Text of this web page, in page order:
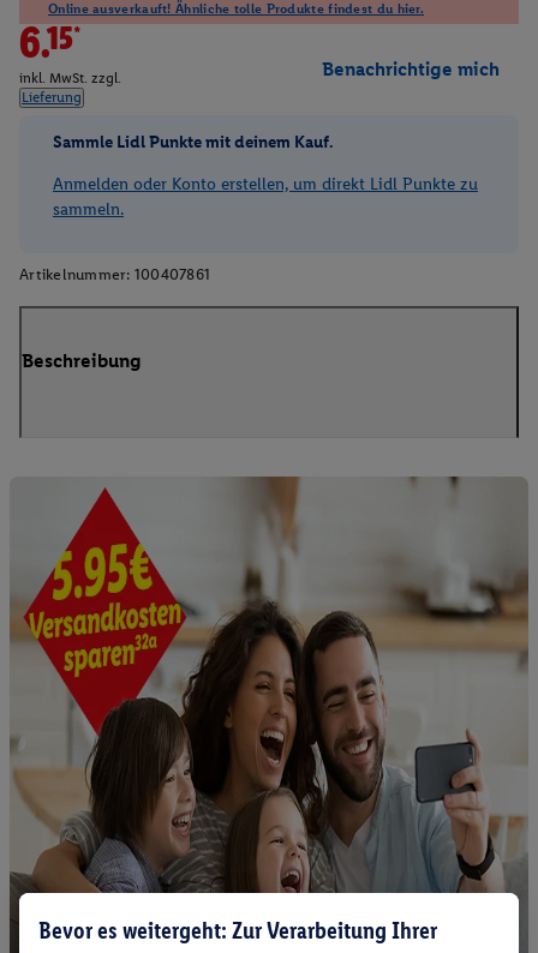
Online ausverkauft! Ähnliche tolle Produkte findest du hier.
6.15*
inkl. MwSt. zzgl.
Lieferung
Benachrichtige mich
Sammle Lidl Punkte mit deinem Kauf.
Anmelden oder Konto erstellen, um direkt Lidl Punkte zu
sammeln.
Artikelnummer: 100407861
Beschreibung
Bevor es weitergeht: Zur Verarbeitung Ihrer